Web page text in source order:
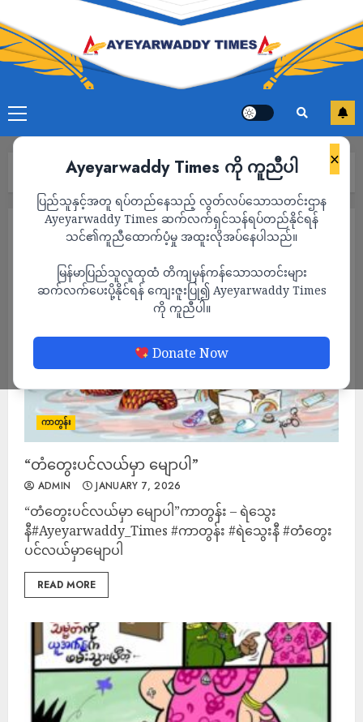
×
Ayeyarwaddy Times ကို ကူညီပါ
ပြည်သူနှင့်အတူ ရပ်တည်နေသည့် လွတ်လပ်သောသတင်းဌာန
Ayeyarwaddy Times ဆက်လက်ရှင်သန်ရပ်တည်နိုင်ရန်
သင်၏ကူညီထောက်ပံ့မှု အထူးလိုအပ်နေပါသည်။
မြန်မာပြည်သူလူထုထံ တိကျမှန်ကန်သောသတင်းများ
ဆက်လက်ပေးပို့နိုင်ရန် ကျေးဇူးပြု၍ Ayeyarwaddy Times
ကို ကူညီပါ။
Donate Now
ကာတွန်း Page 4
ကာတွန်း
ကာတွန်း
“တံတွေးပင်လယ်မှာ မျောပါ”
ADMIN JANUARY 7, 2026
“တံတွေးပင်လယ်မှာ မျောပါ”ကာတွန်း – ရဲသွေး
နီ#Ayeyarwaddy_Times #ကာတွန်း #ရဲသွေးနီ #တံတွေး
ပင်လယ်မှာမျောပါ
READ MORE